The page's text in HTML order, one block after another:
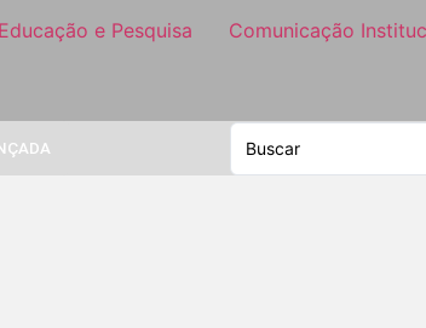
Educação e Pesquisa Comunicação